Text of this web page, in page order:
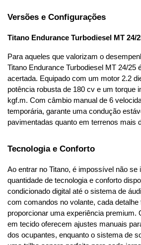
Versões e Configurações
Titano Endurance Turbodiesel MT 24/
Para aqueles que valorizam o
Titano Endurance Turbodiesel MT 24/25
acertada. Equipado com um motor 2.2
potência robusta de 180 cv e um torque
kgf.m. Com câmbio manual de 6
temporária, garante uma condução
pavimentadas quanto em terrenos mais
Tecnologia e Conforto
Ao entrar no Titano, é impossível não se
quantidade de tecnologia e conforto
condicionado digital até o sistema de
com comandos no volante, cada detalhe
proporcionar uma experiência premium.
em tecido oferecem ajustes manuais
dos ocupantes, enquanto o sistema de